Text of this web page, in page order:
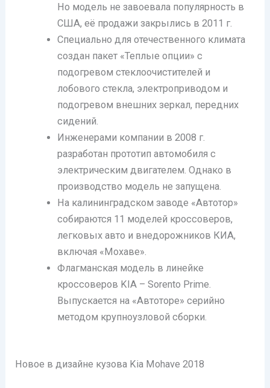
Но модель не завоевала популярность в
США, её продажи закрылись в 2011 г.
Специально для отечественного климата
создан пакет «Теплые опции» с
подогревом стеклоочистителей и
лобового стекла, электроприводом и
подогревом внешних зеркал, передних
сидений.
Инженерами компании в 2008 г.
разработан прототип автомобиля с
электрическим двигателем. Однако в
производство модель не запущена.
На калининградском заводе «Автотор»
собираются 11 моделей кроссоверов,
легковых авто и внедорожников КИА,
включая «Мохаве».
Флагманская модель в линейке
кроссоверов KIA – Sorento Prime.
Выпускается на «Автоторе» серийно
методом крупноузловой сборки.
Новое в дизайне кузова Kia Mohave 2018